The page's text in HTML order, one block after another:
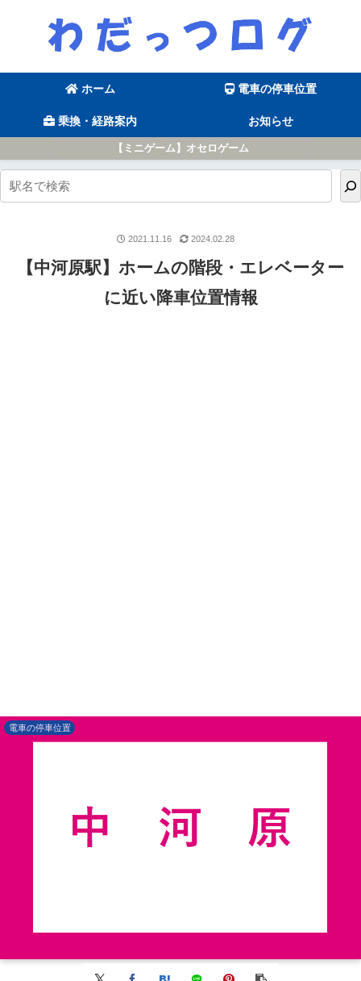
ホーム 電車の停車位置
乗換・経路案内 お知らせ
【ミニゲーム】オセロゲーム
【中河原駅】ホームの階段・エレベーター
に近い降車位置情報
電車の停車位置
2021.11.16 2024.02.28